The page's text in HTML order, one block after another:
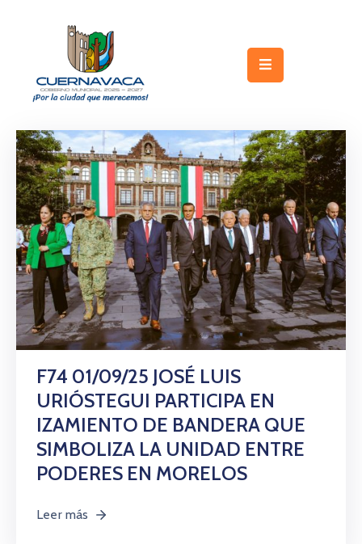
Gobierno
Turismo
Trámites
y
Servicios
Licitaciones
Transparencia
Directorio
F74 01/09/25 JOSÉ LUIS
URIÓSTEGUI PARTICIPA EN
IZAMIENTO DE BANDERA QUE
SIMBOLIZA LA UNIDAD ENTRE
PODERES EN MORELOS
Leer más